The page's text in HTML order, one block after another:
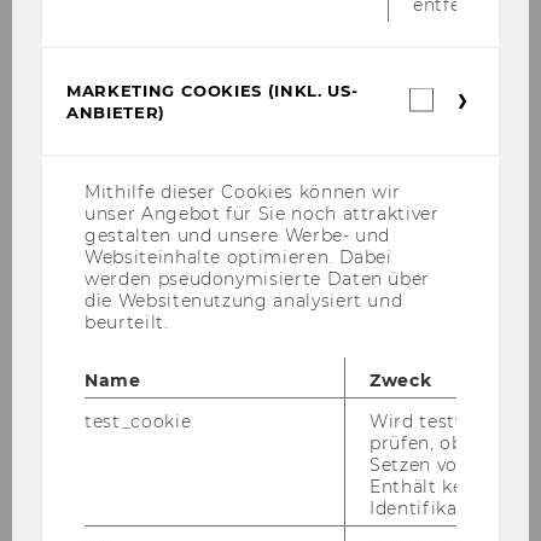
in quantitativen und qualitativen
Analyseverfahren
Forschungsschwerpunkten des Instituts, v.a.
HRM und Karriereforschung
- von Vorteil sind: Erfahrung bei der
Antragstellung von wissenschaftlichen
Drittmittelprojekten und deren Abwicklung an
Projekten, idealerweise im Rahmen
internationaler Projektteams
Ende der Bewerbungsfrist: 19.12.2018
entfernt.
MARKETING COOKIES (INKL. US-
ANBIETER)
Mithilfe dieser Cookies können wir
unser Angebot für Sie noch attraktiver
gestalten und unsere Werbe- und
Websiteinhalte optimieren. Dabei
werden pseudonymisierte Daten über
die Websitenutzung analysiert und
beurteilt.
Name
Zweck
test_cookie
Wird testweise
prüfen, ob der
Setzen von
Enthält keine